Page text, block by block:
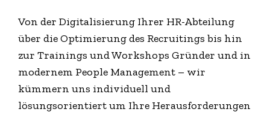
Von der Digitalisierung Ihrer HR-Abteilung
über die Optimierung des Recruitings bis hin
zur Trainings und Workshops Gründer und in
modernem People Management – wir
kümmern uns individuell und
lösungsorientiert um Ihre Herausforderungen